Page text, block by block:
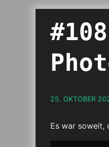
25. OKTOBER
Es war soweit,